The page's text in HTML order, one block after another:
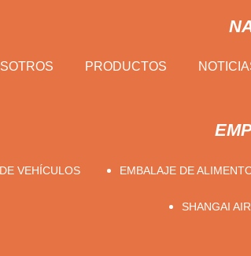
PRODUCTOS
VEHÍCULOS EMBALAJE DE
SHANGAI